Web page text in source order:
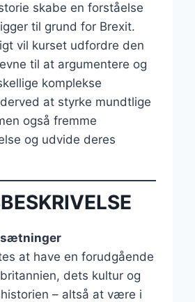
skabe en forståelse
til grund for Brexit.
vil kurset udfordre den
til at argumentere og
komplekse
at styrke mundtlige
også fremme
og udvide deres
at have en forudgående
dets kultur og
– altså at være i